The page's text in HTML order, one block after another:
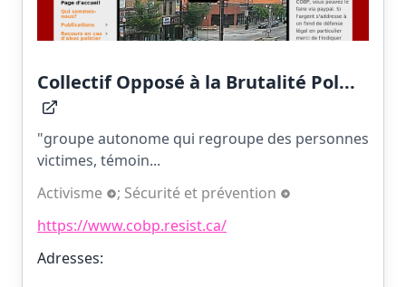
Collectif Opposé à la Brutalité Pol...
"groupe autonome qui regroupe des personnes
victimes, témoin...
Activisme
; Sécurité et prévention
https://www.cobp.resist.ca/
Adresses: